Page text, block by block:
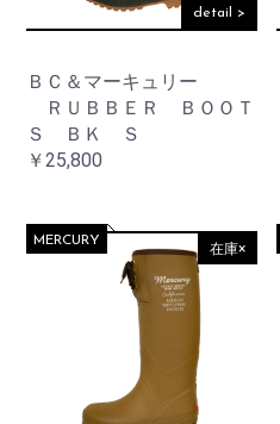
detail >
ＢＣ＆マーキュリー
ＲＵＢＢＥＲ ＢＯＯＴ
Ｓ ＢＫ Ｓ
￥25,800
在庫×
MERCURY